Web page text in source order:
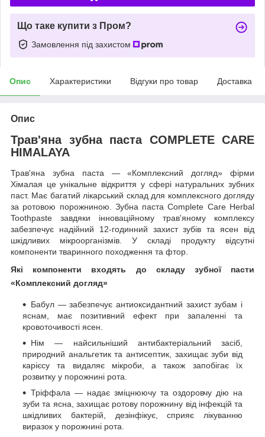
Що таке купити з Пром?
Замовлення під захистом
Опис Характеристики Відгуки про товар Доставка
Опис
Трав'яна зубна паста COMPLETE CARE
HIMALAYA
Трав'яна зубна паста — «Комплексний догляд» фірми
Хімалая це унікальне відкриття у сфері натуральних зубних
паст. Має багатий лікарський склад для комплексного догляду
за ротовою порожниною. Зубна паста Complete Care Herbal
Toothpaste завдяки інноваційному трав'яному комплексу
забезпечує надійний 12-годинний захист зубів та ясен від
шкідливих мікроорганізмів. У складі продукту відсутні
компоненти тваринного походження та фтор.
Які компоненти входять до складу зубної пасти
«Комплексний догляд»
Бабул — забезпечує антиоксидантний захист зубам і
яснам, має позитивний ефект при запаленні та
кровоточивості ясен.
Нім — найсильніший антибактеріальний засіб,
природний анальгетик та антисептик, захищає зуби від
карієсу та видаляє мікроби, а також запобігає їх
розвитку у порожнині рота.
Тріффала — надає зміцнюючу та оздоровчу дію на
зуби та ясна, захищає ротову порожнину від інфекцій та
шкідливих бактерій, дезінфікує, сприяє лікуванню
виразок у порожнині рота.